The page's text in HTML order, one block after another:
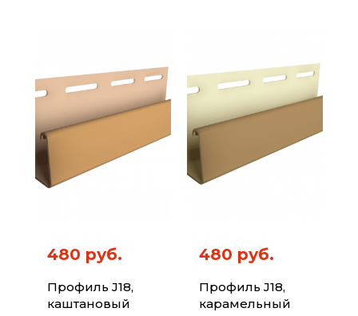
480 руб.
Профиль J18,
каштановый
480 руб.
Профиль J18,
карамельный